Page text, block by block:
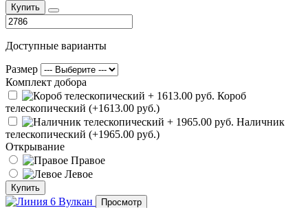
Купить
Доступные варианты
Размер
Комплект добора
Короб
телескопический (+1613.00 руб.)
Наличник
телескопический (+1965.00 руб.)
Открывание
Правое
Левое
Купить
Просмотр